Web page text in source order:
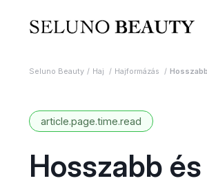
Seluno Beauty Haj Hajformázás
article.page.time.read
Hosszabb